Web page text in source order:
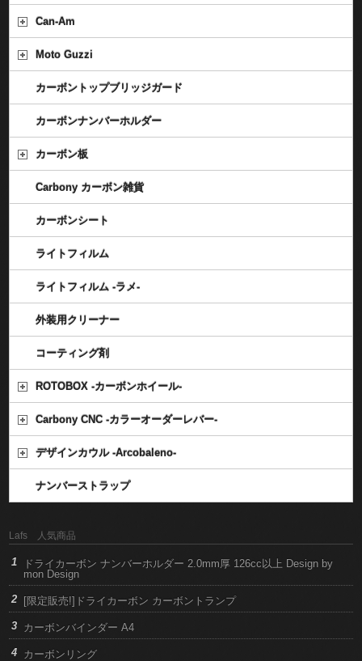
Can-Am
Moto Guzzi
カーボントップブリッジガード
カーボンナンバーホルダー
カーボン板
Carbony カーボン雑貨
カーボンシート
ライトフィルム
ライトフィルム -ラメ-
外装用クリーナー
コーティング剤
ROTOBOX -カーボンホイール-
Carbony CNC -カラーオーダーレバー-
デザインカウル -Arcobaleno-
ナンバーストラップ
Lafs 人気商品
ドライカーボン ナンバーホルダー 2.0mm厚 126cc以上 Design by
mon Design
[限定販売!]ドライカーボン カーボントランプ
カーボンバインダー A4
カーボンリング